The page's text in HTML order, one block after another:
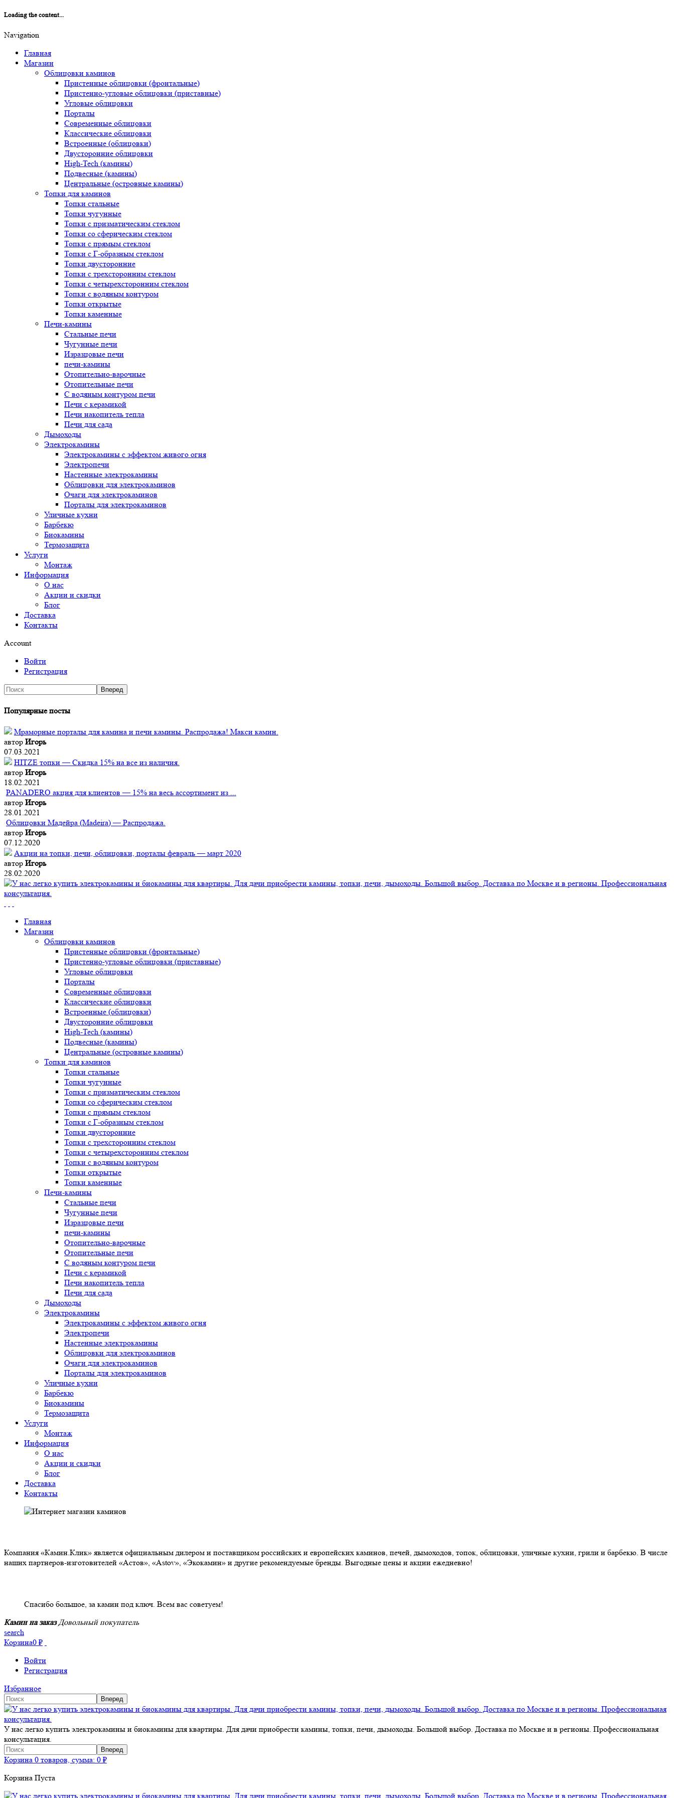
Loading the content...
Navigation
Главная
Магазин
Облицовки каминов
Пристенные облицовки (фронтальные)
Пристенно-угловые облицовки (приставные)
Угловые облицовки
Порталы
Современные облицовки
Классические облицовки
Встроенные (облицовки)
Двусторонние облицовки
High-Tech (камины)
Подвесные (камины)
Центральные (островные камины)
Топки для каминов
Топки стальные
Топки чугунные
Топки с призматическим стеклом
Топки со сферическим стеклом
Топки с прямым стеклом
Топки с Г-образным стеклом
Топки двусторонние
Топки с трехсторонним стеклом
Топки с четырехсторонним стеклом
Топки с водяным контуром
Топки открытые
Топки каменные
Печи-камины
Стальные печи
Чугунные печи
Изразцовые печи
печи-камины
Отопительно-варочные
Отопительные печи
С водяным контуром печи
Печи с керамикой
Печи накопитель тепла
Печи для сада
Дымоходы
Электрокамины
Электрокамины с эффектом живого огня
Электропечи
Настенные электрокамины
Облицовки для электрокаминов
Очаги для электрокаминов
Порталы для электрокаминов
Уличные кухни
Барбекю
Биокамины
Термозащита
Услуги
Монтаж
Информация
О нас
Акции и скидки
Блог
Доставка
Контакты
Account
Войти
Регистрация
Популярные посты
Мраморные порталы для камина и печи камины. Распродажа! Макси камин.
автор Игорь
07.03.2021
HITZE топки — Скидка 15% на все из наличия.
автор Игорь
18.02.2021
PANADERO акция для клиентов — 15% на весь ассортимент из ...
автор Игорь
28.01.2021
Облицовки Мадейра (Мadeira) — Распродажа.
автор Игорь
07.12.2020
Акции на топки, печи, облицовки, порталы февраль — март 2020
автор Игорь
28.02.2020
Главная
Магазин
Облицовки каминов
Пристенные облицовки (фронтальные)
Пристенно-угловые облицовки (приставные)
Угловые облицовки
Порталы
Современные облицовки
Классические облицовки
Встроенные (облицовки)
Двусторонние облицовки
High-Tech (камины)
Подвесные (камины)
Центральные (островные камины)
Топки для каминов
Топки стальные
Топки чугунные
Топки с призматическим стеклом
Топки со сферическим стеклом
Топки с прямым стеклом
Топки с Г-образным стеклом
Топки двусторонние
Топки с трехсторонним стеклом
Топки с четырехсторонним стеклом
Топки с водяным контуром
Топки открытые
Топки каменные
Печи-камины
Стальные печи
Чугунные печи
Изразцовые печи
печи-камины
Отопительно-варочные
Отопительные печи
С водяным контуром печи
Печи с керамикой
Печи накопитель тепла
Печи для сада
Дымоходы
Электрокамины
Электрокамины с эффектом живого огня
Электропечи
Настенные электрокамины
Облицовки для электрокаминов
Очаги для электрокаминов
Порталы для электрокаминов
Уличные кухни
Барбекю
Биокамины
Термозащита
Услуги
Монтаж
Информация
О нас
Акции и скидки
Блог
Доставка
Контакты
Компания «Камин.Клик» является официальным дилером и поставщиком российских и европейских каминов, печей, дымоходов, топок, облицовки, уличные кухни, грили и барбекю. В числе
наших партнеров-изготовителей «Астов», «Astov», «Экокамин» и другие рекомендуемые бренды. Выгодные цены и акции ежедневно!
Спасибо большое, за камин под ключ. Всем вас советуем!
Камин на заказ Довольный покупатель
search
Корзина0 ₽
Войти
Регистрация
Избранное
У нас легко купить электрокамины и биокамины для квартиры. Для дачи приобрести камины, топки, печи, дымоходы. Большой выбор. Доставка по Москве и в регионы. Профессиональная
консультация.
Корзина 0 товаров, сумма: 0 ₽
Корзина Пуста